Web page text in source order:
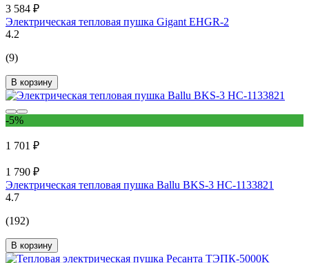
3 584 ₽
Электрическая тепловая пушка Gigant EHGR-2
4.2
(9)
В корзину
-5%
1 701 ₽
1 790 ₽
Электрическая тепловая пушка Ballu BKS-3 НС-1133821
4.7
(192)
В корзину